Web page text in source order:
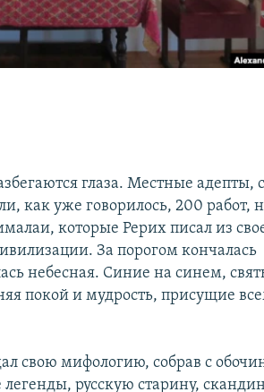
глаза. Местные адепты,
как уже говорилось, 200 работ,
которые Рерих писал из
За порогом кончалась
небесная. Синие на синем,
покой и мудрость, присущие
свою мифологию, собрав с
русскую старину,